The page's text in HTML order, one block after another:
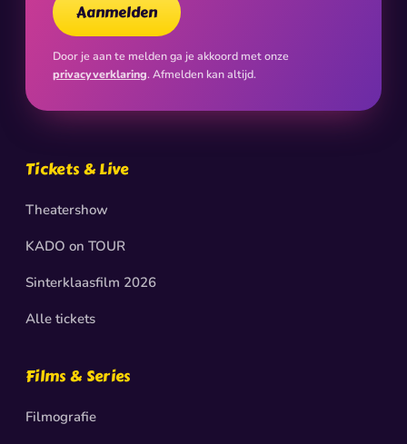
Aanmelden
Door je aan te melden ga je akkoord met onze
privacyverklaring. Afmelden kan altijd.
Tickets & Live
Theatershow
KADO on TOUR
Sinterklaasfilm 2026
Alle tickets
Films & Series
Filmografie